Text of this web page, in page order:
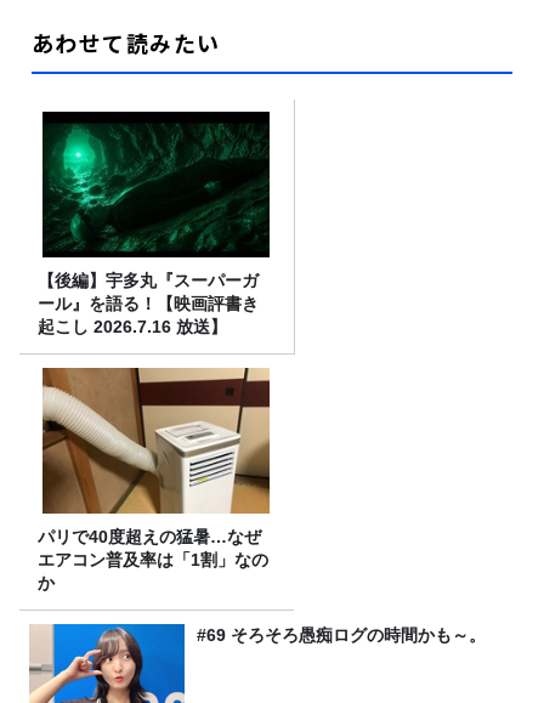
あわせて読みたい
【後編】宇多丸『スーパーガ
ール』を語る！【映画評書き
起こし 2026.7.16 放送】
パリで40度超えの猛暑…なぜ
エアコン普及率は「1割」なの
か
#69 そろそろ愚痴ログの時間かも～。